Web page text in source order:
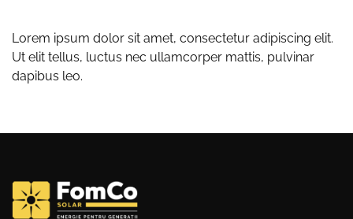
Lorem ipsum dolor sit amet, consectetur adipiscing elit.
Ut elit tellus, luctus nec ullamcorper mattis, pulvinar
dapibus leo.